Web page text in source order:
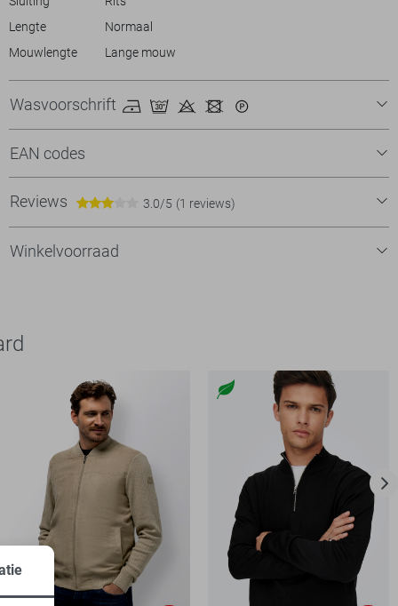
Lengte
Normaal
Mouwlengte
Lange mouw
Wasvoorschrift
EAN codes
Reviews 3.0/5 (1 reviews)
Winkelvoorraad